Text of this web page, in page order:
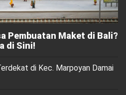
Pembuatan Maket di Bali?
di Sini!
di Kec. Marpoyan Damai